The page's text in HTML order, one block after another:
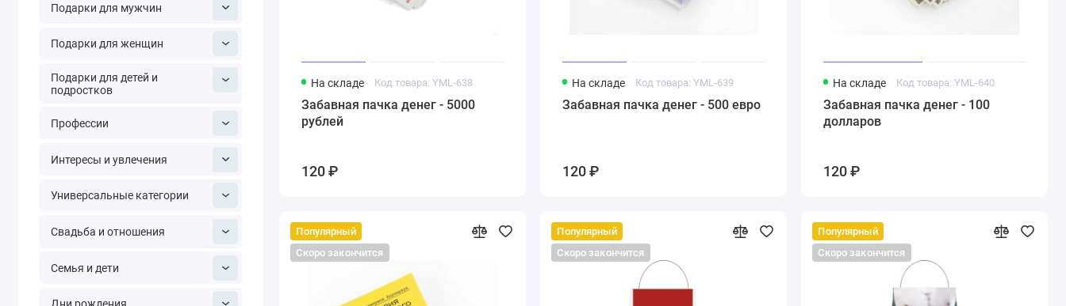
Подарки для мужчин
Подарки для женщин
Подарки для детей и
подростков
Профессии
Интересы и увлечения
Универсальные категории
Свадьба и отношения
Семья и дети
На складе Код товара: YML-638
Забавная пачка денег - 5000
рублей
120 ₽
На складе Код товара: YML-639
Забавная пачка денег - 500 евро
120 ₽
На складе Код товара: YML-640
Забавная пачка денег - 100
долларов
120 ₽
Популярный
Скоро закончится
Популярный
Скоро закончится
Популярный
Скоро закончится